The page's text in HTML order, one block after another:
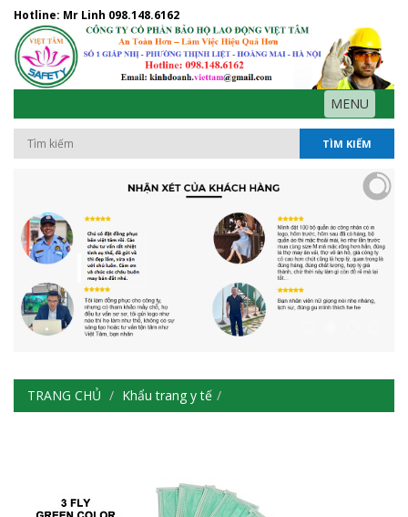
Hotline: Mr Linh 098.148.6162
MENU
TÌM KIẾM
TRANG CHỦ Khẩu trang y tế